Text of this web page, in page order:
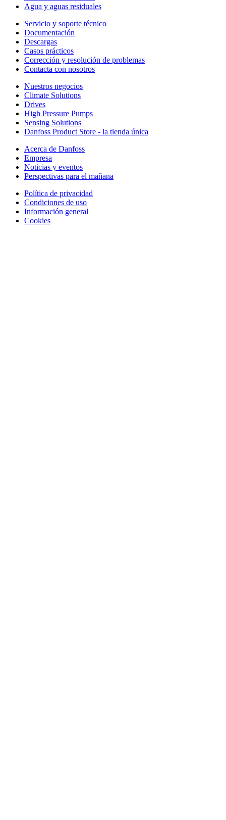
Agua y aguas residuales
Servicio y soporte técnico
Documentación
Descargas
Casos prácticos
Corrección y resolución de problemas
Contacta con nosotros
Nuestros negocios
Climate Solutions
Drives
High Pressure Pumps
Sensing Solutions
Danfoss Product Store - la tienda única
Acerca de Danfoss
Empresa
Noticias y eventos
Perspectivas para el mañana
Política de privacidad
Condiciones de uso
Información general
Cookies